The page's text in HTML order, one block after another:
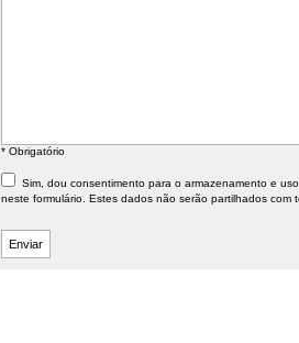
* Obrigatório
Sim, dou consentimento para o armazenamento e
neste formulário. Estes dados não serão partilhados com